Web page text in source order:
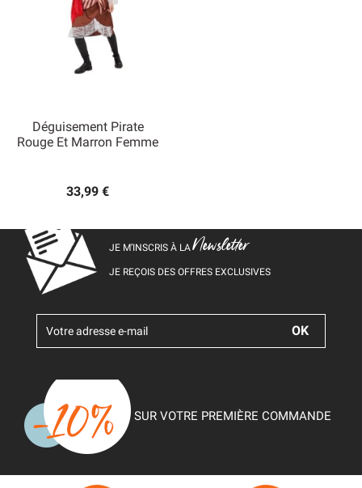
Déguisement Pirate
Rouge Et Marron Femme
33,99 €
JE M’INSCRIS À LANewsletter
JE REÇOIS DES OFFRES EXCLUSIVES
SUR VOTRE PREMIÈRE COMMANDE